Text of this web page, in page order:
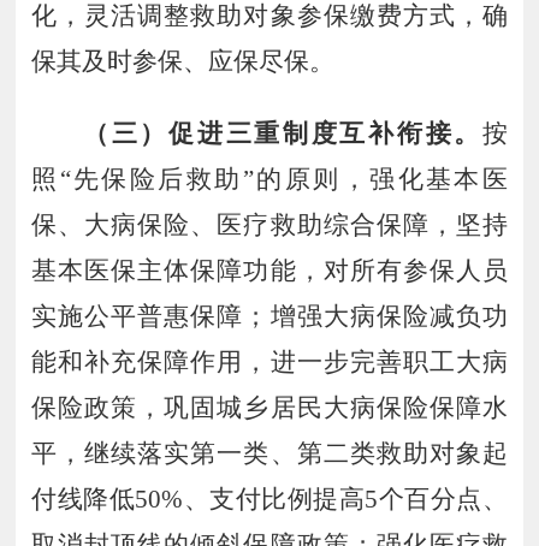
化，灵活调整救助对象参保缴费方式，确
保其及时参保、应保尽保。
（三）促进三重制度互补衔接。 按
照 “先保险后救助 ”的原则，强化基本医
保、大病保险、医疗救助综合保障，坚持
基本医保主体保障功能，对所有参保人员
实施公平普惠保障；增强大病保险减负功
能和补充保障作用，进一步完善职工大病
保险政策，巩固城乡居民大病保险保障水
平，继续落实第一类、第二类救助对象起
付线降低50%、支付比例提高5个百分点、